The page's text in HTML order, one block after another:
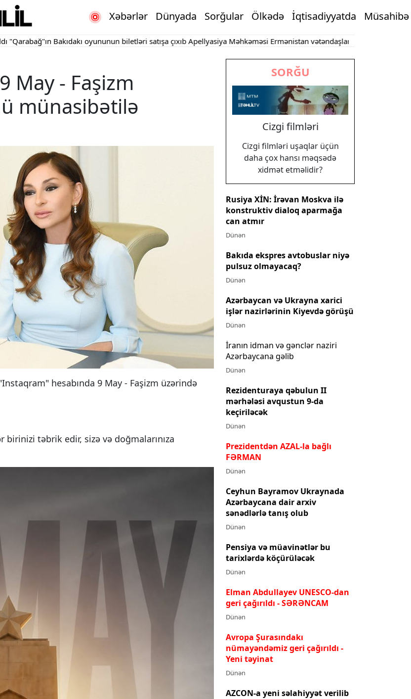
Xəbərlər Dünyada Sorğular Ölkədə İqtisadiyyatda Müsahibə
Bakıdakı oyununun biletləri satışa çıxıb Apellyasiya Məhkəməsi Ermənistan vətəndaşlarının şikayətlərinə dair
May - Faşizm
münasibətilə
hesabında 9 May - Faşizm üzərində
təbrik edir, sizə və doğmalarınıza
SORĞU
Cizgi filmləri
Cizgi filmləri uşaqlar üçün
daha çox hansı məqsədə
xidmət etməlidir?
Rusiya XİN: İrəvan Moskva ilə
konstruktiv dialoq aparmağa
can atmır
Dünən
Bakıda ekspres avtobuslar niyə
pulsuz olmayacaq?
Dünən
Azərbaycan və Ukrayna xarici
işlər nazirlərinin Kiyevdə görüşü
Dünən
İranın idman və gənclər naziri
Azərbaycana gəlib
Dünən
Rezidenturaya qəbulun II
mərhələsi avqustun 9-da
keçiriləcək
Dünən
Prezidentdən AZAL-la bağlı
FƏRMAN
Dünən
Ceyhun Bayramov Ukraynada
Azərbaycana dair arxiv
sənədlərlə tanış olub
Dünən
Pensiya və müavinətlər bu
tarixlərdə köçürüləcək
Dünən
Elman Abdullayev UNESCO-dan
geri çağırıldı - SƏRƏNCAM
Dünən
Avropa Şurasındakı
nümayəndəmiz geri çağırıldı -
Yeni təyinat
Dünən
AZCON-a yeni səlahiyyət verilib